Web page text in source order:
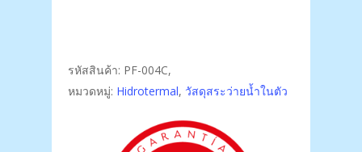
รหัสสินค้า: PF-004C,
หมวดหมู่: Hidrotermal, วัสดุสระว่ายน้ำในตัว